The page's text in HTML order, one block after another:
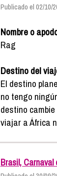
Publicado el 02/10/
Nombre o
Rag
Destino del
El destino
no tengo
destino
viajar a África
Brasil, Carnaval